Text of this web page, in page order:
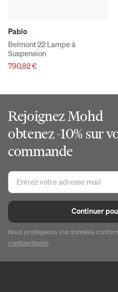
Pablo
Belmont 22 Lampe à
Suspension
790,82 €
Rejoignez Mohd
obtenez -10% sur
commande
Continuer
Nous protégeons vos données
confidentialité.